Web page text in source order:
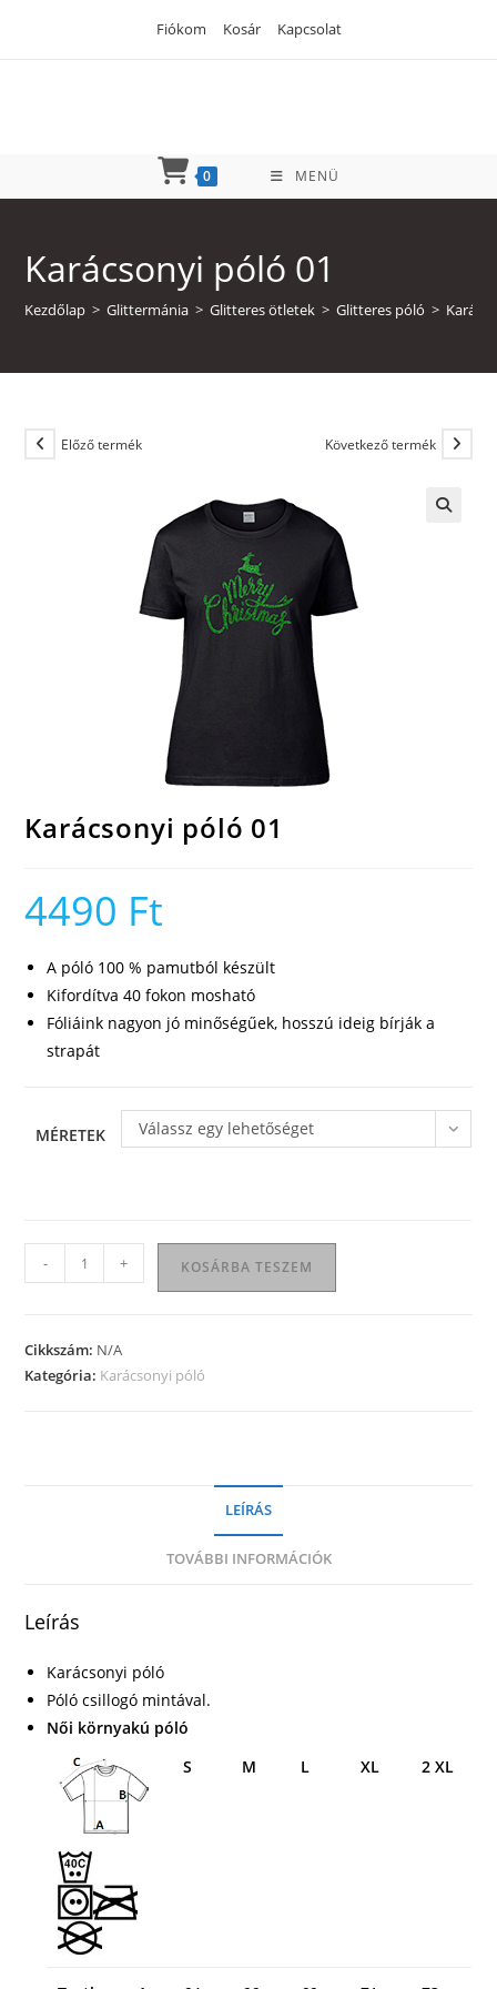
Fiókom Kosár Kapcsolat
0 MENÜ
Karácsonyi póló 01
Kezdőlap > Glittermánia > Glitteres ötletek > Glitteres póló >
Előző termék Következő termék
Karácsonyi póló 01
4490 Ft
A póló 100 % pamutból készült
Kifordítva 40 fokon mosható
Fóliáink nagyon jó minőségűek, hosszú ideig bírják a
strapát
MÉRETEK Válassz egy lehetőséget
Karácsonyi
póló
mennyiség
- + KOSÁRBA TESZEM
Cikkszám: N/A
Kategória: Karácsonyi póló
LEÍRÁS
TOVÁBBI INFORMÁCIÓK
Leírás
Karácsonyi póló
Póló csillogó mintával.
Női környakú póló
S
M L XL 2 XL